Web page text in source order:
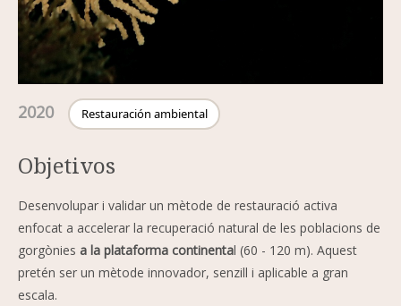
2020 Restauración ambiental
Objetivos
Desenvolupar i validar un mètode de restauració activa
enfocat a accelerar la recuperació natural de les poblacions de
gorgònies a la plataforma continental (60 - 120 m). Aquest
pretén ser un mètode innovador, senzill i aplicable a gran
escala.